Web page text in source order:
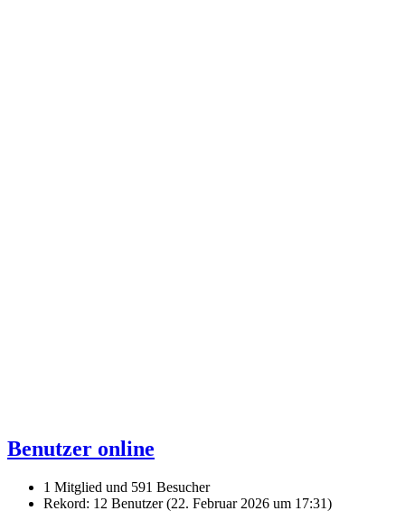
Benutzer online
1 Mitglied und 591 Besucher
Rekord: 12 Benutzer (22. Februar 2026 um 17:31)